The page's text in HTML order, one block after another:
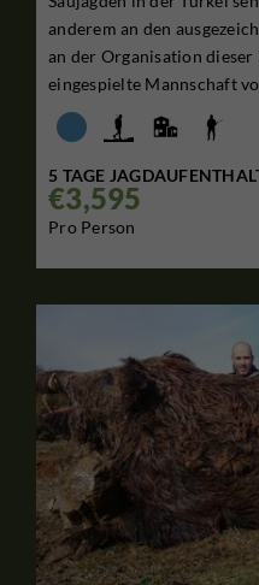
anderem an den
an der Organisation
eingespielte Mannschaft
5 TAGE
€3,595
Pro Person